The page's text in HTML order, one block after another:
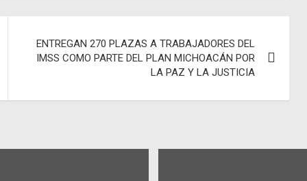
ENTREGAN 270 PLAZAS A TRABAJADORES DEL
IMSS COMO PARTE DEL PLAN MICHOACÁN POR
LA PAZ Y LA JUSTICIA